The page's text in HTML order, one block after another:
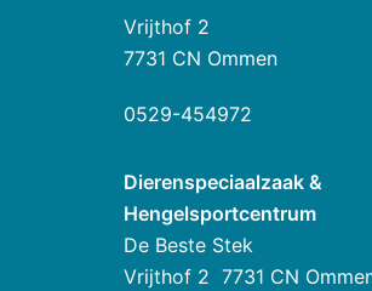
Vrijthof 2
7731 CN Ommen
0529-454972
Dierenspeciaalzaak &
Hengelsportcentrum
De Beste Stek
Vrijthof 2 7731 CN